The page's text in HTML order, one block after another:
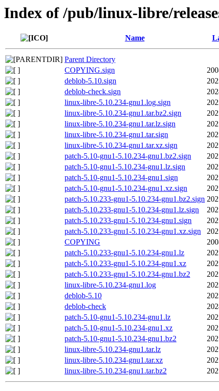
Index of /pub/linux-libre/
Name
Parent Directory
COPYING.sign
deblob-5.10.sign
deblob-check.sign
linux-libre-5.10.234-gnu1.log.sign
linux-libre-5.10.234-gnu1.tar.bz2.sign
linux-libre-5.10.234-gnu1.tar.lz.sign
linux-libre-5.10.234-gnu1.tar.sign
linux-libre-5.10.234-gnu1.tar.xz.sign
patch-5.10-gnu1-5.10.234-gnu1.bz2.sign
patch-5.10-gnu1-5.10.234-gnu1.lz.sign
patch-5.10-gnu1-5.10.234-gnu1.sign
patch-5.10-gnu1-5.10.234-gnu1.xz.sign
patch-5.10.233-gnu1-5.10.234-gnu1.bz2.sign
patch-5.10.233-gnu1-5.10.234-gnu1.lz.sign
patch-5.10.233-gnu1-5.10.234-gnu1.sign
patch-5.10.233-gnu1-5.10.234-gnu1.xz.sign
COPYING
patch-5.10.233-gnu1-5.10.234-gnu1.lz
patch-5.10.233-gnu1-5.10.234-gnu1.xz
patch-5.10.233-gnu1-5.10.234-gnu1.bz2
linux-libre-5.10.234-gnu1.log
deblob-5.10
deblob-check
patch-5.10-gnu1-5.10.234-gnu1.lz
patch-5.10-gnu1-5.10.234-gnu1.xz
patch-5.10-gnu1-5.10.234-gnu1.bz2
linux-libre-5.10.234-gnu1.tar.lz
linux-libre-5.10.234-gnu1.tar.xz
linux-libre-5.10.234-gnu1.tar.bz2